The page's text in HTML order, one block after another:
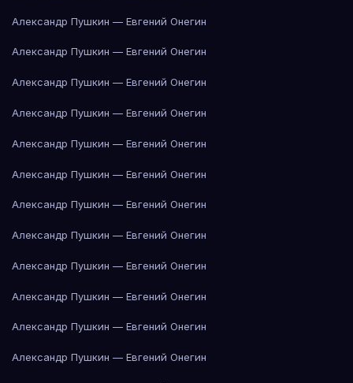
Александр Пушкин — Евгений Онегин
Александр Пушкин — Евгений Онегин
Александр Пушкин — Евгений Онегин
Александр Пушкин — Евгений Онегин
Александр Пушкин — Евгений Онегин
Александр Пушкин — Евгений Онегин
Александр Пушкин — Евгений Онегин
Александр Пушкин — Евгений Онегин
Александр Пушкин — Евгений Онегин
Александр Пушкин — Евгений Онегин
Александр Пушкин — Евгений Онегин
Александр Пушкин — Евгений Онегин